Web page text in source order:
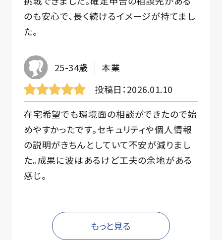
のも安心で、長く続けるイメージが持てまし
た。
25-34歳
本業
投稿日 2026.01.10
在宅希望でも環境面の相談ができたので始
めやすかったです。セキュリティや個人情報
の説明がきちんとしていて不安が減りまし
た。成果に波はあるけど工夫の余地がある
感じ。
35-44歳
会社員
投稿日 2026.01.04
もっと見る